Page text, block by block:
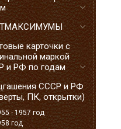
карточки с
маркой
и РФ по годам
СССР и РФ
ПК, открытки)
- 1957 год
год